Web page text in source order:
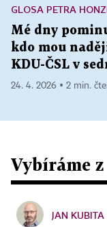
GLOSA PETRA
Mé dny
kdo mou
KDU-ČSL v
24. 4. 2026 ▪ 2 min.
Vybíráme
JAN KUBITA